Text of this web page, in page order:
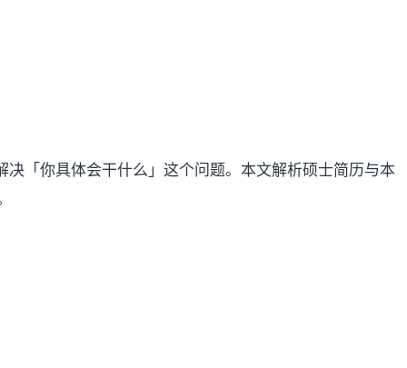
「你具体会干什么」这个问题。本文解析硕士简历与本